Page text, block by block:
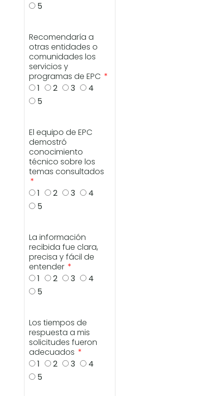
5
Recomendaría a
otras entidades o
comunidades los
servicios y
programas de EPC
1
2 3
4
5
El equipo de EPC
demostró
conocimiento
técnico sobre los
temas consultados
1
2 3
4
5
La información
recibida fue clara,
precisa y fácil de
entender
1
2 3
4
5
Los tiempos de
respuesta a mis
solicitudes fueron
adecuados
1
2 3
4
5